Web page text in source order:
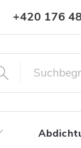
+420 176
Händler